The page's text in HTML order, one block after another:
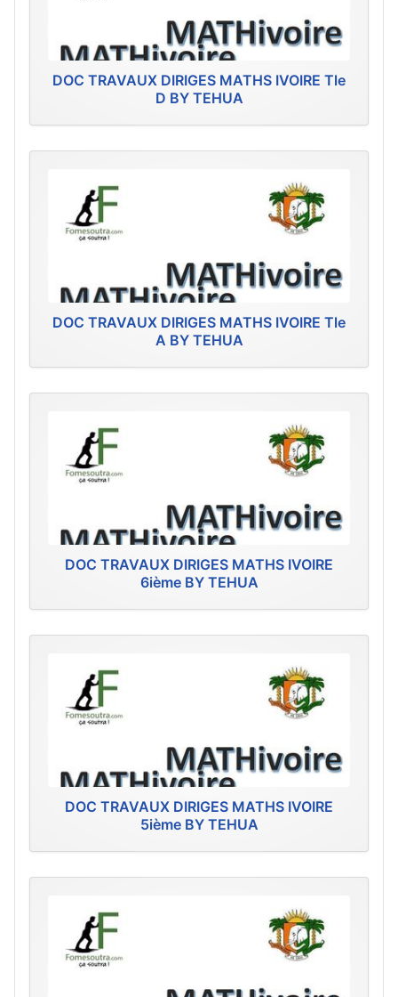
DOC TRAVAUX DIRIGES MATHS IVOIRE Tle
D BY TEHUA
DOC TRAVAUX DIRIGES MATHS IVOIRE Tle
A BY TEHUA
DOC TRAVAUX DIRIGES MATHS IVOIRE
6ième BY TEHUA
DOC TRAVAUX DIRIGES MATHS IVOIRE
5ième BY TEHUA